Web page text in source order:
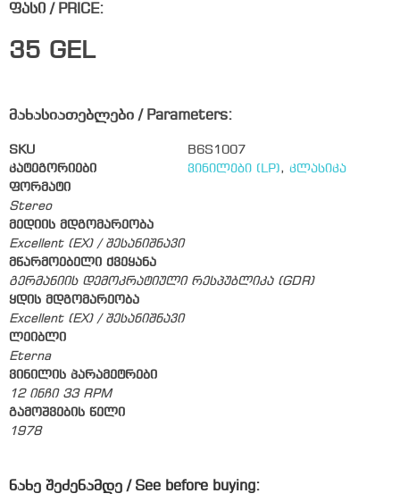
ფასი / PRICE:
35 GEL
მახასიათებლები / Parameters:
SKU
B6S1007
კატეგორიები
ვინილები (LP), კლასიკა
ფორმატი
Stereo
მედიის მდგომარეობა
Excellent (EX) / შესანიშნავი
მწარმოებელი ქვეყანა
გერმანიის დემოკრატიული რესპუბლიკა (GDR)
ყდის მდგომარეობა
Excellent (EX) / შესანიშნავი
ლეიბლი
Eterna
ვინილის პარამეტრები
12 ინჩი 33 RPM
გამოშვების წელი
1978
ნახე შეძენამდე / See before buying: